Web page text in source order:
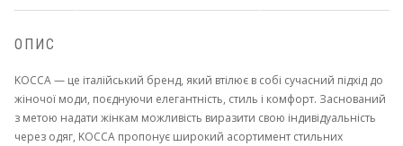
ОПИС
KOCCA — це італійський бренд, який втілює в собі сучасний підхід до
жіночої моди, поєднуючи елегантність, стиль і комфорт. Заснований
з метою надати жінкам можливість виразити свою індивідуальність
через одяг, KOCCA пропонує широкий асортимент стильних